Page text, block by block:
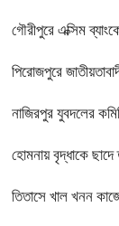
গৌরীপুরে এক্সিম
পিরোজপুরে
নাজিরপুর যুবদলের
হোমনায় বৃদ্ধাকে
তিতাসে খাল খনন